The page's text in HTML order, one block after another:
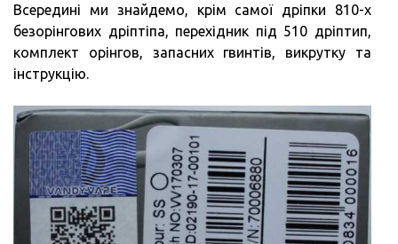
Всередині ми знайдемо, крім самої дріпки 810-х
безорінгових дріптіпа, перехідник під 510 дріптип,
комплект орінгов, запасних гвинтів, викрутку та
інструкцію.